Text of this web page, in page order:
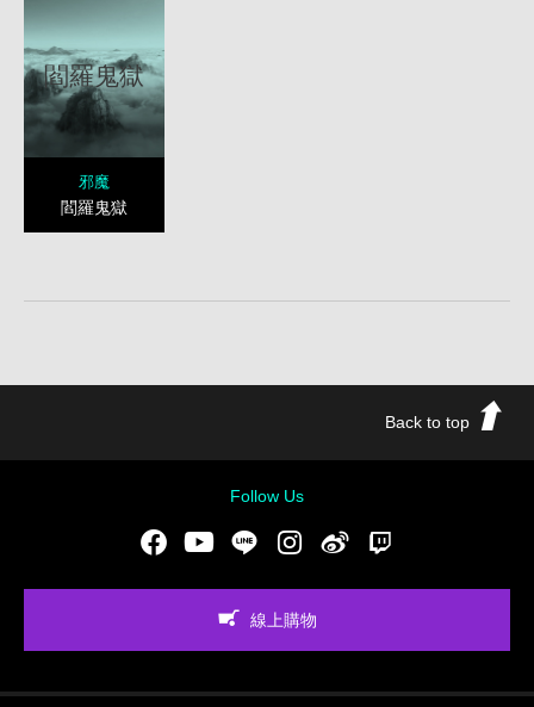
閻羅鬼獄
邪魔
閻羅鬼獄
Back to top
Follow Us
FacebookYoutubeLINE Instgram新浪微博
線上購物